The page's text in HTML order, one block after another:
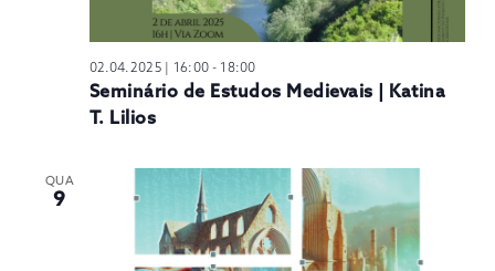
02.04.2025 | 16:00 - 18:00
Seminário de Estudos Medievais | Katina
T. Lilios
QUA
9